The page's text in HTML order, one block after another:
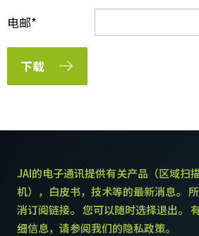
电邮
下载
JAI的电子通讯提供有关产品（区域扫
机），白皮书，技术等的最新消息。
消订阅链接。 您可以随时选择退出。
细信息，请参阅我们的隐私政策。